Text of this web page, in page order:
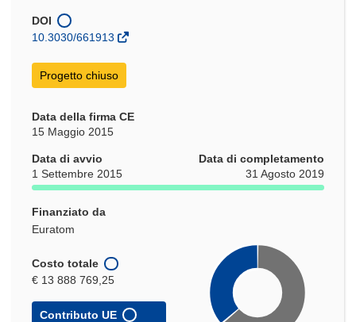
una
finestra)
DOI
10.3030/661913
Progetto chiuso
Data della firma CE
15 Maggio 2015
Data di avvio
1 Settembre 2015
Data di completamento
31 Agosto 2019
Finanziato da
Euratom
Costo totale
€ 13 888 769,25
Contributo UE